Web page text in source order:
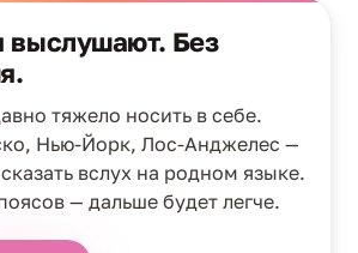
выслушают. Без
тяжело носить в себе.
Нью-Йорк, Лос-Анджелес —
вслух на родном языке.
— дальше будет легче.